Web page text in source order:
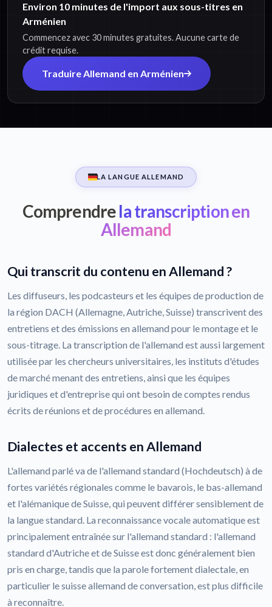
Environ 10 minutes de l'import aux sous-titres en
Arménien
Commencez avec 30 minutes gratuites. Aucune carte de
crédit requise.
Traduire Allemand en Arménien
LA LANGUE ALLEMAND
Comprendrela transcription en
Allemand
Qui transcrit du contenu en Allemand ?
Les diffuseurs, les podcasteurs et les équipes de production de
la région DACH (Allemagne, Autriche, Suisse) transcrivent des
entretiens et des émissions en allemand pour le montage et le
sous-titrage. La transcription de l'allemand est aussi largement
utilisée par les chercheurs universitaires, les instituts d'études
de marché menant des entretiens, ainsi que les équipes
juridiques et d'entreprise qui ont besoin de comptes rendus
écrits de réunions et de procédures en allemand.
Dialectes et accents en Allemand
L'allemand parlé va de l'allemand standard (Hochdeutsch) à de
fortes variétés régionales comme le bavarois, le bas-allemand
et l'alémanique de Suisse, qui peuvent différer sensiblement de
la langue standard. La reconnaissance vocale automatique est
principalement entraînée sur l'allemand standard : l'allemand
standard d'Autriche et de Suisse est donc généralement bien
pris en charge, tandis que la parole fortement dialectale, en
particulier le suisse allemand de conversation, est plus difficile
à reconnaître.